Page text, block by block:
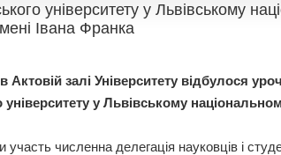
університету у Львівському
Івана Франка
Актовій залі Університету відбулося
у Львівському
участь численна делегація науковців і